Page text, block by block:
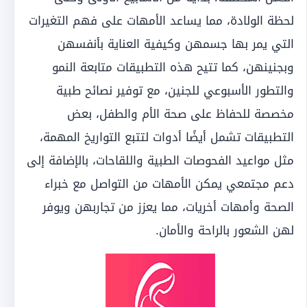
لحظة الولادة، مما يساعد الأمهات على فهم التغيرات
التي يمر بها جسمهن وكيفية العناية بأنفسهن
وبجنينهن، كما تتيح هذه التطبيقات متابعة النمو
والتطور الأسبوعي للجنين، مع توفير نصائح طبية
مخصصة للحفاظ على صحة الأم والطفل، بعض
التطبيقات تشمل أيضًا أدوات لتتبع التواريخ المهمة،
مثل مواعيد الفحوصات الطبية واللقاحات، بالإضافة إلى
دعم مجتمعي يمكن الأمهات من التواصل مع خبراء
الصحة وأمهات أخريات، مما يعزز من تجاربهن ويوفر
لهن الشعور بالراحة والأمان.